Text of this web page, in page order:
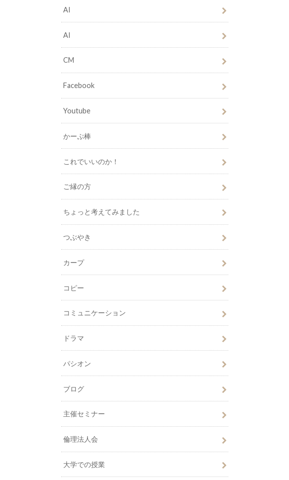
AI
AI
CM
Facebook
Youtube
かーぷ棒
これでいいのか！
ご縁の方
ちょっと考えてみました
つぶやき
カープ
コピー
コミュニケーション
ドラマ
パシオン
ブログ
主催セミナー
倫理法人会
大学での授業